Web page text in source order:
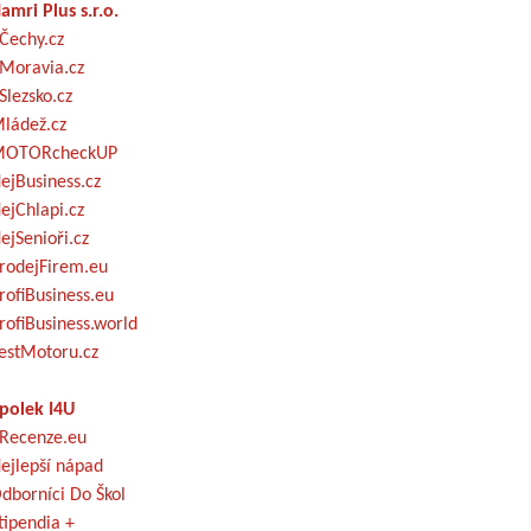
Plus s.r.o.
I4U
nápad
Do Škol
+